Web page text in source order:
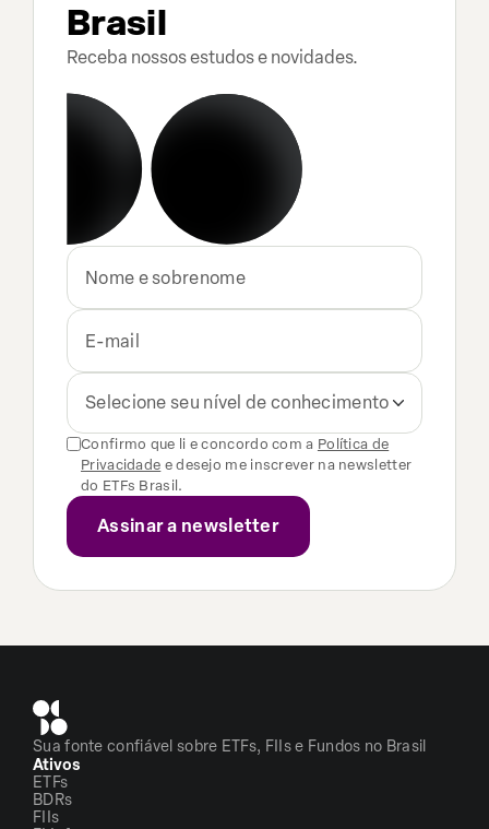
Brasil
Receba nossos estudos e novidades.
Selecione seu nível de conhecimento
Confirmo que li e concordo com a Política de
Privacidade e desejo me inscrever na newsletter
do ETFs Brasil.
Sua fonte confiável sobre ETFs, FIIs e Fundos no Brasil
Ativos
ETFs
BDRs
FIIs